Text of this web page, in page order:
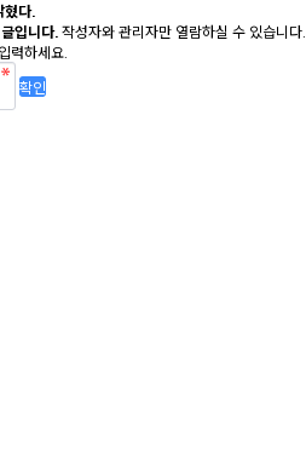
혔다.
입니다. 작성자와 관리자만 열람하실 수 있습니다.
력하세요.